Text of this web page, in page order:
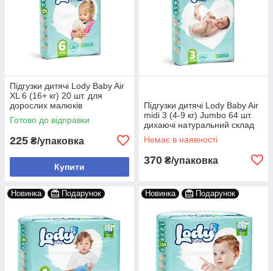
Підгузки дитячі Lody Baby Air
XL 6 (16+ кг) 20 шт. для
дорослих малюків
Готово до відправки
225 ₴/упаковка
Купити
Підгузки дитячі Lody Baby Air
midi 3 (4-9 кг) Jumbo 64 шт.
дихаючі натуральний склад
Немає в наявності
370 ₴/упаковка
Новинка Подарунок Новинка Подарунок